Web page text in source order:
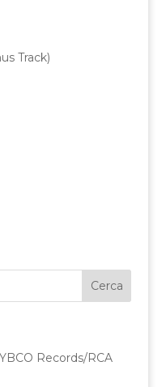
Track)
Records/RCA